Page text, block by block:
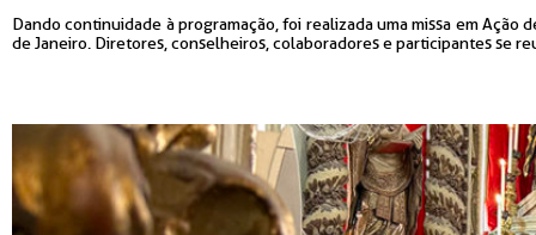
Dando continuidade à programação, foi realizada uma missa em Ação
de Janeiro. Diretores, conselheiros, colaboradores e participantes se